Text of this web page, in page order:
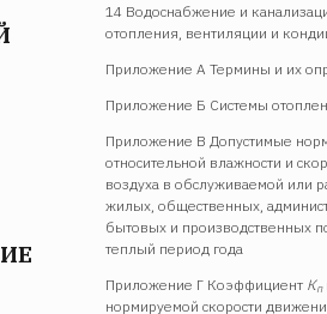
14 Водоснабжение и
отопления, вентиляции и
Приложение А Термины и их
Приложение Б Системы
Приложение В Допустимые
относительной влажности и
воздуха в обслуживаемой или
жилых, общественных,
бытовых и производственных
теплый период года
Приложение Г Коэффициент Кп
нормируемой скорости